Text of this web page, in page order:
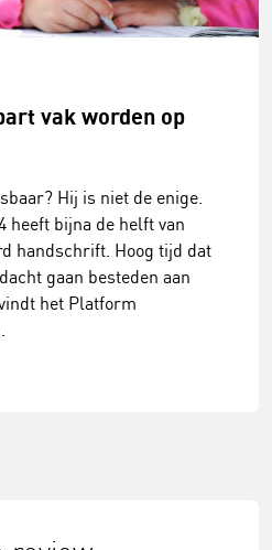
vak worden op
Hij is niet de enige.
heeft bijna de helft van
handschrift. Hoog tijd dat
gaan besteden aan
het Platform